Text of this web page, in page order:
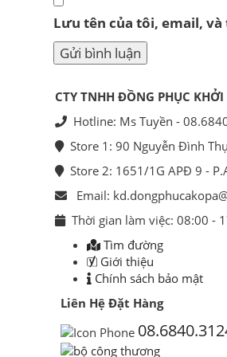
Lưu tên của tôi, email,
CTY TNHH ĐỒNG PHỤC KHỞI
Hotline: Ms Tuyền -
Store 1: 90 Nguyễn Đình
Store 2: 1651/1G APĐ 9 -
Email:
Thời gian làm việc: 08:00 -
Tìm đường
Giới thiệu
Chính sách bảo mật
Liên Hệ Đặt Hàng